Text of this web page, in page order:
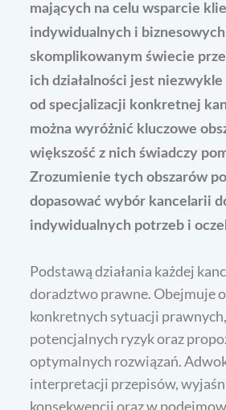
mających na celu wsparcie
indywidualnych i
skomplikowanym świecie
ich działalności jest
od specjalizacji konkretnej
można wyróżnić kluczowe
większość z nich świadczy
Zrozumienie tych obszarów
dopasować wybór kancelarii
indywidualnych potrzeb i
Podstawą działania każdej
doradztwo prawne. Obejmuje
konkretnych sytuacji
potencjalnych ryzyk oraz
optymalnych rozwiązań.
interpretacji przepisów,
konsekwencji oraz w